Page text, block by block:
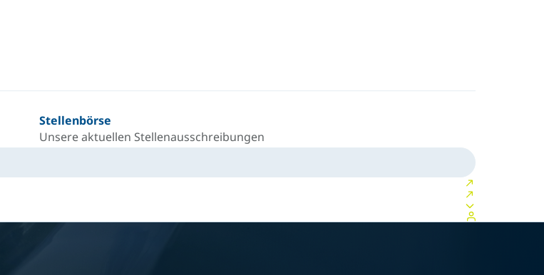
Stellenbörse
Unsere aktuellen Stellenausschreibungen